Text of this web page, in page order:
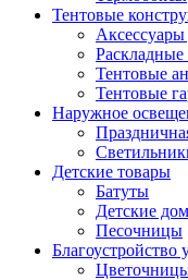
Тентовые
Тентовые
Тентовые
Наружное
Детские товары
Батуты
Детские
Песочницы
Благоустройство